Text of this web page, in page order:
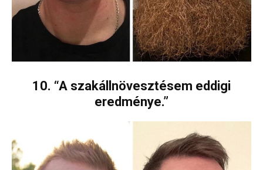
10. “A szakállnövesztésem eddigi
eredménye.”